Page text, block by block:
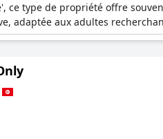
ce type de propriété offre
adaptée aux adultes